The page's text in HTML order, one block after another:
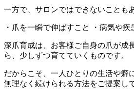
一方で、サロンではできないことも
・爪を一瞬で伸ばすこと ・病気や疾
深爪育成は、お客様ご自身の爪が成
ら、少しずつ育てていくものです。
だからこそ、一人ひとりの生活や癖
無理なく続けられる方法をご提案し